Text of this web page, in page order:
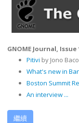
GNOME Journal, Issue
Pitivi by Jono Baco
What's newin
Boston Summit
An interview ...
繼續